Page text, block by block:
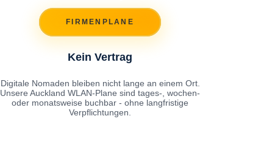
FIRMENPLANE
Kein Vertrag
Digitale Nomaden bleiben nicht lange an einem Ort.
Unsere Auckland WLAN-Plane sind tages-, wochen-
oder monatsweise buchbar - ohne langfristige
Verpflichtungen.